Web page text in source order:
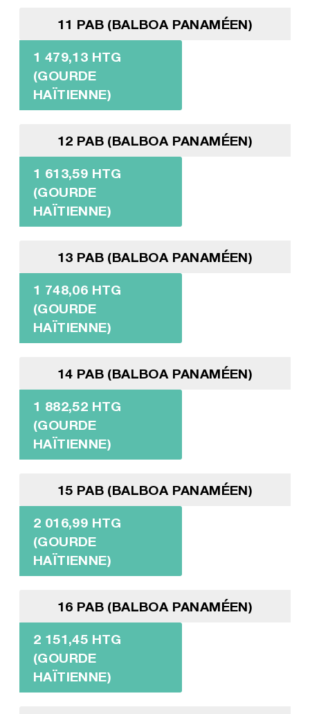
11 PAB (BALBOA PANAMÉEN)
1 479,13 HTG
(GOURDE
HAÏTIENNE)
12 PAB (BALBOA PANAMÉEN)
1 613,59 HTG
(GOURDE
HAÏTIENNE)
13 PAB (BALBOA PANAMÉEN)
1 748,06 HTG
(GOURDE
HAÏTIENNE)
14 PAB (BALBOA PANAMÉEN)
1 882,52 HTG
(GOURDE
HAÏTIENNE)
15 PAB (BALBOA PANAMÉEN)
2 016,99 HTG
(GOURDE
HAÏTIENNE)
16 PAB (BALBOA PANAMÉEN)
2 151,45 HTG
(GOURDE
HAÏTIENNE)